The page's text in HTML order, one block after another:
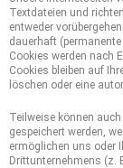
Textdateien und
entweder
dauerhaft
Cookies werden nach
Cookies bleiben auf
löschen oder eine
Teilweise können
gespeichert werden,
ermöglichen uns oder
Drittunternehmens (z.